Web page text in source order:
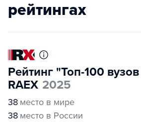
рейтингах
Рейтинг "Топ-100
RAEX 2025
38 место в мире
38 место в России